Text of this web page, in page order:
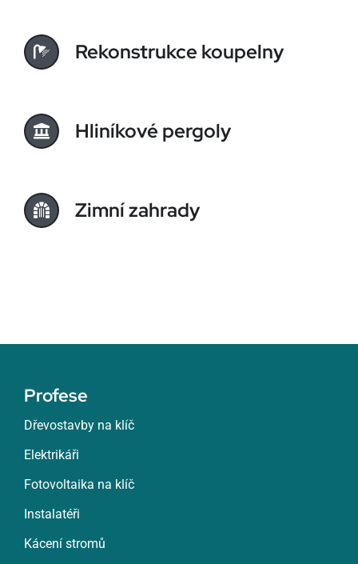
Rekonstrukce koupelny
Hliníkové pergoly
Zimní zahrady
Profese
Dřevostavby na klíč
Elektrikáři
Fotovoltaika na klíč
Instalatéři
Kácení stromů